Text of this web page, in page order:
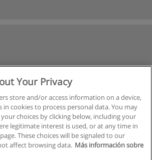
Anterior
Próxima
Página 5de31
Your Privacy
store and/or access information on a device,
in cookies to process personal data. You may
choices by clicking below, including your
legitimate interest is used, or at any time in
These choices will be signaled to our
affect browsing data. Más información sobre